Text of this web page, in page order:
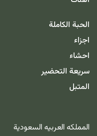
الحبة الكاملة
اجزاء
احشاء
سريعة التحضير
المتبل
المملكه العربيه السعودية